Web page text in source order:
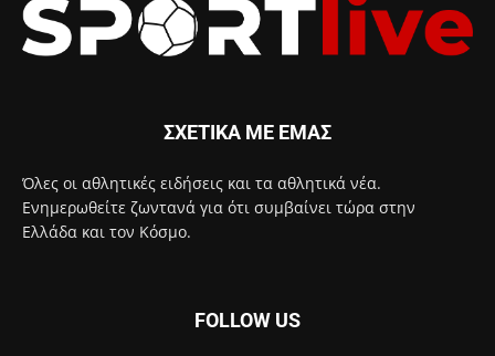
ΣΧΕΤΙΚΑ ΜΕ ΕΜΑΣ
Όλες οι αθλητικές ειδήσεις και τα αθλητικά νέα.
Ενημερωθείτε ζωντανά για ότι συμβαίνει τώρα στην
Ελλάδα και τον Κόσμο.
FOLLOW US